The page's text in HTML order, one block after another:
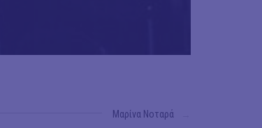
Μαρίνα Νοταρά